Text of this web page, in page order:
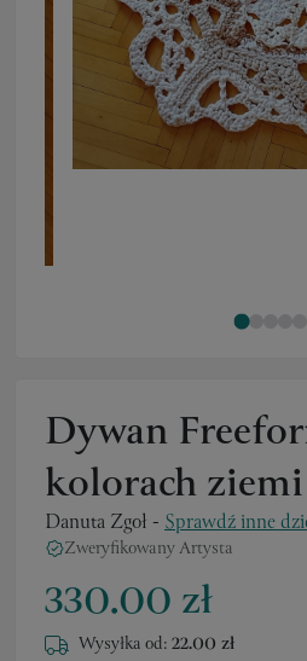
Dywan
kolorach ziemi
Danuta Zgoł - Sprawdź inne
Zweryfikowany Artysta
330.00 zł
Wysyłka od:22.00 zł